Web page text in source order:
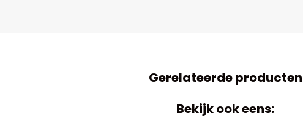
Gerelateerde producten
Bekijk ook eens: